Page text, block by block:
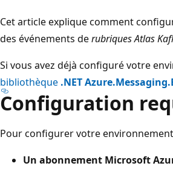
Cet article explique comment
des événements derubriques Atlas
Si vous avez déjà configuré votre
bibliothèque .NET
Configuration
Pour configurer votre
Un abonnement Microsoft